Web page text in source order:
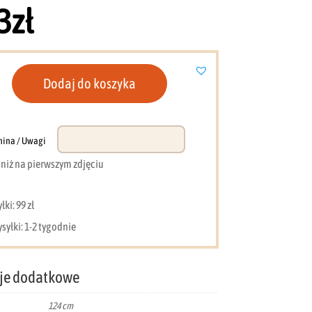
zł
Dodaj do koszyka
/ Uwagi
na pierwszym zdjęciu
99 zł
1-2 tygodnie
dodatkowe
124 cm